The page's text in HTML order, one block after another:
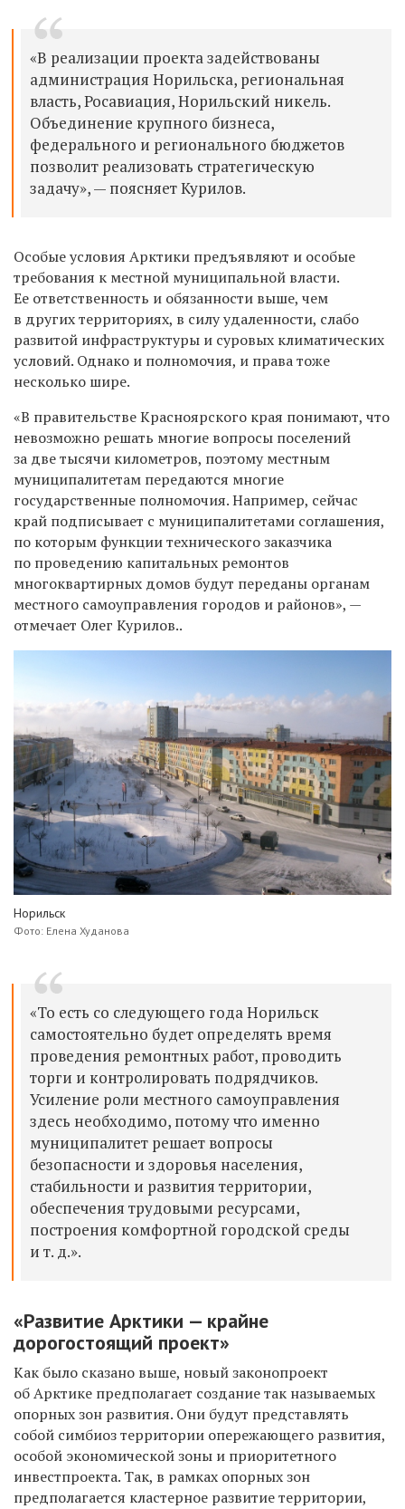
«В реализации проекта задействованы
администрация Норильска, региональная
власть, Росавиация, Норильский никель.
Объединение крупного бизнеса,
федерального и регионального бюджетов
позволит реализовать стратегическую
задачу», — поясняет Курилов.
Особые условия Арктики предъявляют и особые
требования к местной муниципальной власти.
Ее ответственность и обязанности выше, чем
в других территориях, в силу удаленности, слабо
развитой инфраструктуры и суровых климатических
условий. Однако и полномочия, и права тоже
несколько шире.
«В правительстве Красноярского края понимают, что
невозможно решать многие вопросы поселений
за две тысячи километров, поэтому местным
муниципалитетам передаются многие
государственные полномочия. Например, сейчас
край подписывает с муниципалитетами соглашения,
по которым функции технического заказчика
по проведению капитальных ремонтов
многоквартирных домов будут переданы органам
местного самоуправления городов и районов», —
отмечает Олег Курилов..
Норильск
Фото: Елена Худанова
«То есть со следующего года Норильск
самостоятельно будет определять время
проведения ремонтных работ, проводить
торги и контролировать подрядчиков.
Усиление роли местного самоуправления
здесь необходимо, потому что именно
муниципалитет решает вопросы
безопасности и здоровья населения,
стабильности и развития территории,
обеспечения трудовыми ресурсами,
построения комфортной городской среды
и т. д.».
«Развитие Арктики — крайне
дорогостоящий проект»
Как было сказано выше, новый законопроект
об Арктике предполагает создание так называемых
опорных зон развития. Они будут представлять
собой симбиоз территории опережающего развития,
особой экономической зоны и приоритетного
инвестпроекта. Так, в рамках опорных зон
предполагается кластерное развитие территории,